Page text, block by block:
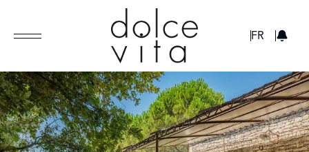
FR